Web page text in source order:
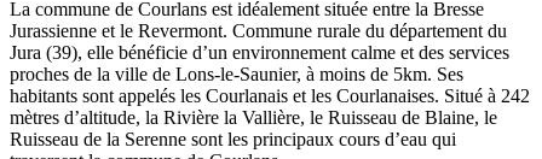
La commune de Courlans est idéalement située entre la Bresse
Jurassienne et le Revermont. Commune rurale du département du
Jura (39), elle bénéficie d’un environnement calme et des services
proches de la ville de Lons-le-Saunier, à moins de 5km. Ses
habitants sont appelés les Courlanais et les Courlanaises. Situé à 242
mètres d’altitude, la Rivière la Vallière, le Ruisseau de Blaine, le
Ruisseau de la Serenne sont les principaux cours d’eau qui